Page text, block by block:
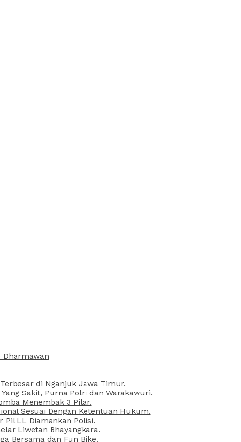
Dharmawan
di Nganjuk Jawa Timur.
Sakit, Purna Polri dan Warakawuri.
Menembak 3 Pilar.
Sesuai Dengan Ketentuan Hukum.
Pil LL Diamankan Polisi.
Liwetan Bhayangkara.
Bersama dan Fun Bike.